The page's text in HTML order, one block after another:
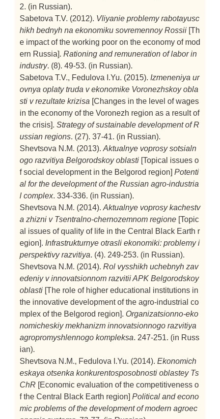
2. (in Russian).
Sabetova T.V. (2012). Vliyanie problemy rabotayusc
hikh bednyh na ekonomiku sovremennoy Rossii [Th
e impact of the working poor on the economy of mod
ern Russia]. Rationing and remuneration of labor in
industry. (8). 49-53. (in Russian).
Sabetova T.V., Fedulova I.Yu. (2015). Izmeneniya ur
ovnya oplaty truda v ekonomike Voronezhskoy obla
sti v rezultate krizisa [Changes in the level of wages
in the economy of the Voronezh region as a result of
the crisis]. Strategy of sustainable development of R
ussian regions. (27). 37-41. (in Russian).
Shevtsova N.M. (2013). Aktualnye voprosy sotsialn
ogo razvitiya Belgorodskoy oblasti [Topical issues o
f social development in the Belgorod region] Potenti
al for the development of the Russian agro-industria
l complex. 334-336. (in Russian).
Shevtsova N.M. (2014). Aktualnye voprosy kachestv
a zhizni v Tsentralno-chernozemnom regione [Topic
al issues of quality of life in the Central Black Earth r
egion]. Infrastrukturnye otrasli ekonomiki: problemy i
perspektivy razvitiya. (4). 249-253. (in Russian).
Shevtsova N.M. (2014). Rol vysshikh uchebnyh zav
edeniy v innovatsionnom razvitii APK Belgorodskoy
oblasti [The role of higher educational institutions in
the innovative development of the agro-industrial co
mplex of the Belgorod region]. Organizatsionno-eko
nomicheskiy mekhanizm innovatsionnogo razvitiya
agropromyshlennogo kompleksa. 247-251. (in Russ
ian).
Shevtsova N.M., Fedulova I.Yu. (2014). Ekonomich
eskaya otsenka konkurentosposobnosti oblastey Ts
ChR [Economic evaluation of the competitiveness o
f the Central Black Earth region] Political and econo
mic problems of the development of modern agroec